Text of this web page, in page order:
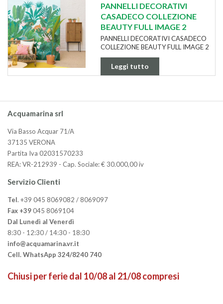
PANNELLI DECORATIVI
CASADECO COLLEZIONE
BEAUTY FULL IMAGE 2
PANNELLI DECORATIVI CASADECO
COLLEZIONE BEAUTY FULL IMAGE 2
Leggi tutto
Acquamarina srl
Via Basso Acquar 71/A
37135 VERONA
Partita Iva 02031570233
REA: VR-212939 - Cap. Sociale: € 30.000,00 iv
Servizio Clienti
Tel. +39 045 8069082 / 8069097
Fax +39045 8069104
Dal Lunedì al Venerdì
8:30 - 12:30 / 14:30 - 18:30
info@acquamarina.vr.it
Cell. WhatsApp 324/8240 740
Chiusi per ferie dal 10/08 al 21/08 compresi